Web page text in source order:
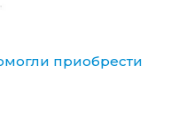
приобрести